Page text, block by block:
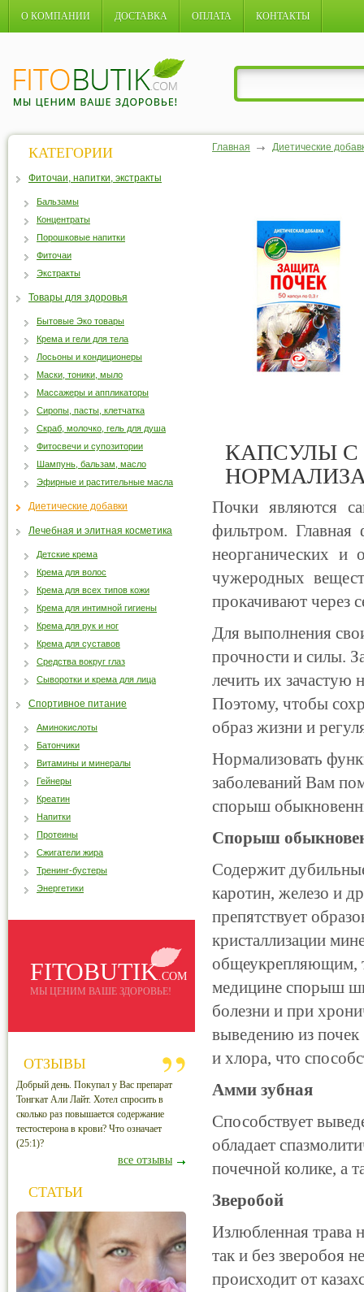
О КОМПАНИИ ДОСТАВКА ОПЛАТА КОНТАКТЫ
Главная Диетические
КАПСУЛЫ С
Почки являются
фильтром.
неорганических и
чужеродных
прокачивают через
Для выполнения
прочности и силы.
лечить их зачастую
Поэтому, чтобы
образ жизни и
Нормализовать
заболеваний Вам
спорыш
Спорыш
Содержит
каротин, железо и
препятствует
кристаллизации
общеукрепляющим,
медицине спорыш
болезни и при
выведению из почек
и хлора, что
Амми зубная
Способствует
обладает
почечной колике, а
Зверобой
Излюбленная трава
так и без зверобоя
происходит от
КАТЕГОРИИ
Фиточаи, напитки, экстракты
Бальзамы
Концентраты
Порошковые напитки
Фиточаи
Экстракты
Товары для здоровья
Бытовые Эко товары
Крема и гели для тела
Лосьоны и кондиционеры
Маски, тоники, мыло
Массажеры и аппликаторы
Сиропы, пасты, клетчатка
Скраб, молочко, гель для душа
Фитосвечи и супозитории
Шампунь, бальзам, масло
Эфирные и растительные масла
Диетические добавки
Лечебная и элитная косметика
Детские крема
Крема для волос
Крема для всех типов кожи
Крема для интимной гигиены
Крема для рук и ног
Крема для суставов
Средства вокруг глаз
Сыворотки и крема для лица
Спортивное питание
Аминокислоты
Батончики
Витамины и минералы
Гейнеры
Креатин
Напитки
Протеины
Сжигатели жира
Тренинг-бустеры
Энергетики
FITOBUTIK.COM
МЫ ЦЕНИМ ВАШЕ ЗДОРОВЬЕ!
ОТЗЫВЫ
Добрый день. Покупал у Вас препарат
Тонгкат Али Лайт. Хотел спросить в
сколько раз повышается содержание
тестостерона в крови? Что означает
(25:1)?
все отзывы
СТАТЬИ